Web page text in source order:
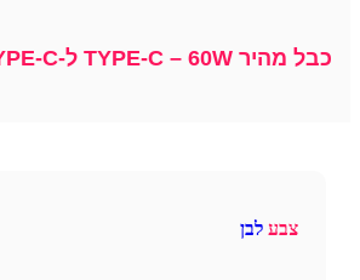
כבל מהיר TYPE-C – 60W ל-TYPE-C | אורך 2 מטר
צבע לבן